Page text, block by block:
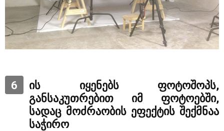
6
ის იყენებს ფოტოშოპს,
განსაკუთრებით იმ ფოტოებში,
სადაც მოძრაობის ეფექტის შექმნაა
საჭირო